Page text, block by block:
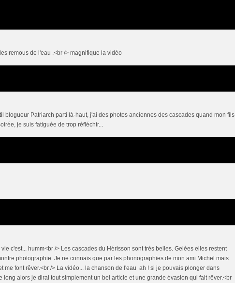
remous de l'eau .<br /> magnifique la vidéo
blogueur Patriarch parti là-haut, j'ai des photos anciennes des cascades quand mon fils
je suis fatiguée de trop réfléchir...
c'est... humm<br /> Les cascades du Hérisson sont très belles. Gelées elles restent
photographie. Je ne connais que par les phonographies de mon ami Michel mais
me font rêver.<br /> La vidéo... la chanson de l'eau ah ! si je pouvais plonger dans
long alors je dirai tout simplement un bel article et une grande évasion qui fait rêver.<br